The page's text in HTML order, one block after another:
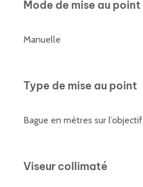
Mode de mise au point
Manuelle
Type de mise au point
Bague en mètres sur l’objectif
Viseur collimaté